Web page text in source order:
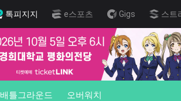
톡피지지 e스포츠 Gigs 스트
배틀그라운드 오버워치